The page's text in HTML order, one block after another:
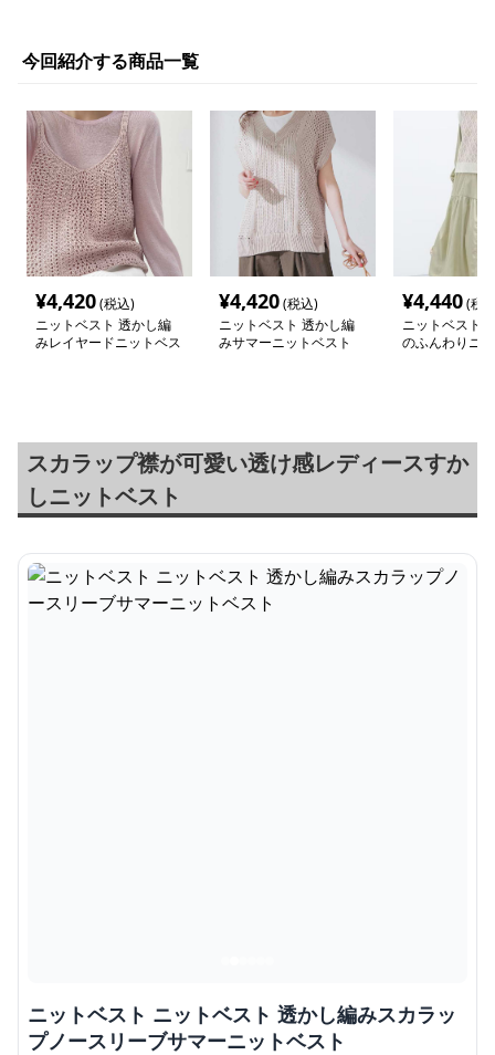
今回紹介する商品一覧
¥4,420(税込)
ニットベスト 透かし編
みレイヤードニットベス
¥4,420(税込)
ニットベスト 透かし編
みサマーニットベスト
¥4,440(税
ニットベスト
のふんわりニ
スカラップ襟が可愛い透け感レディースすか
しニットベスト
ニットベスト ニットベスト 透かし編みスカラッ
プノースリーブサマーニットベスト